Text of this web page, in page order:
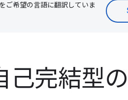
ご希望の言語に翻訳していま
己完結型